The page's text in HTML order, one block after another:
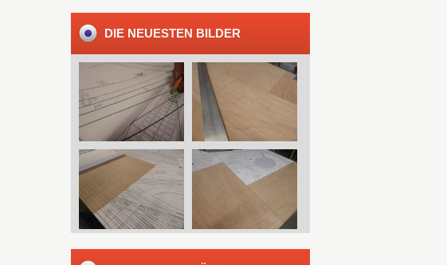
DIE NEUESTEN BILDER